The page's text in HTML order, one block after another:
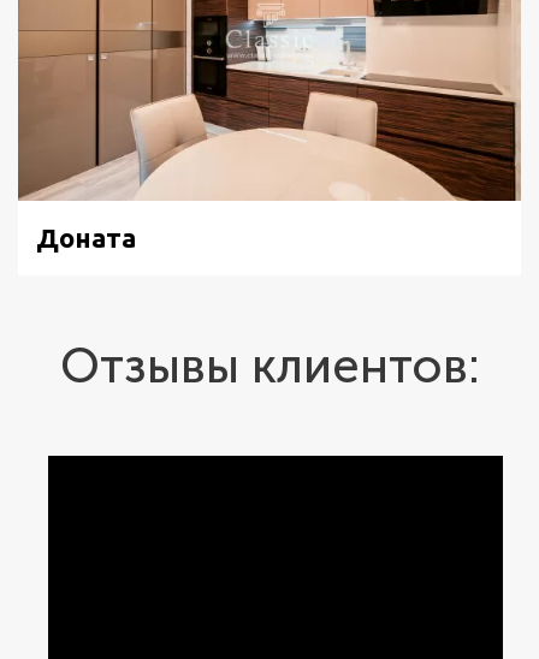
Доната
Отзывы клиентов: